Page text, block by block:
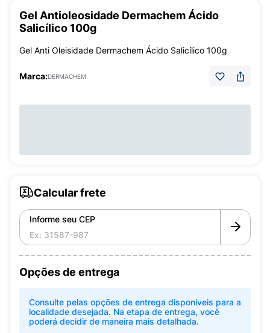
Gel Antioleosidade Dermachem Ácido
Salicílico 100g
Gel Anti Oleisidade Dermachem Ácido Salicílico 100g
Marca:DERMACHEM
Calcular frete
Informe seu CEP
Opções de entrega
Consulte pelas opções de entrega disponíveis para a
localidade desejada. Na etapa de entrega, você
poderá decidir de maneira mais detalhada.